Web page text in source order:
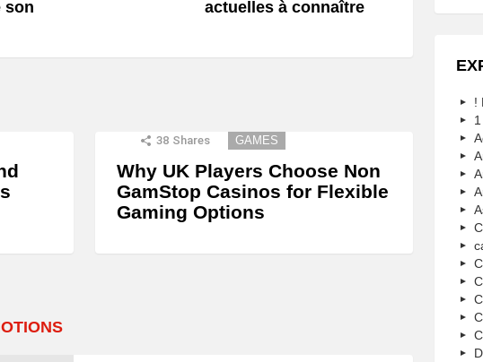
son
actuelles à connaître
38 Shares GAMES
Why UK Players Choose Non
GamStop Casinos for Flexible
Gaming Options
!
1